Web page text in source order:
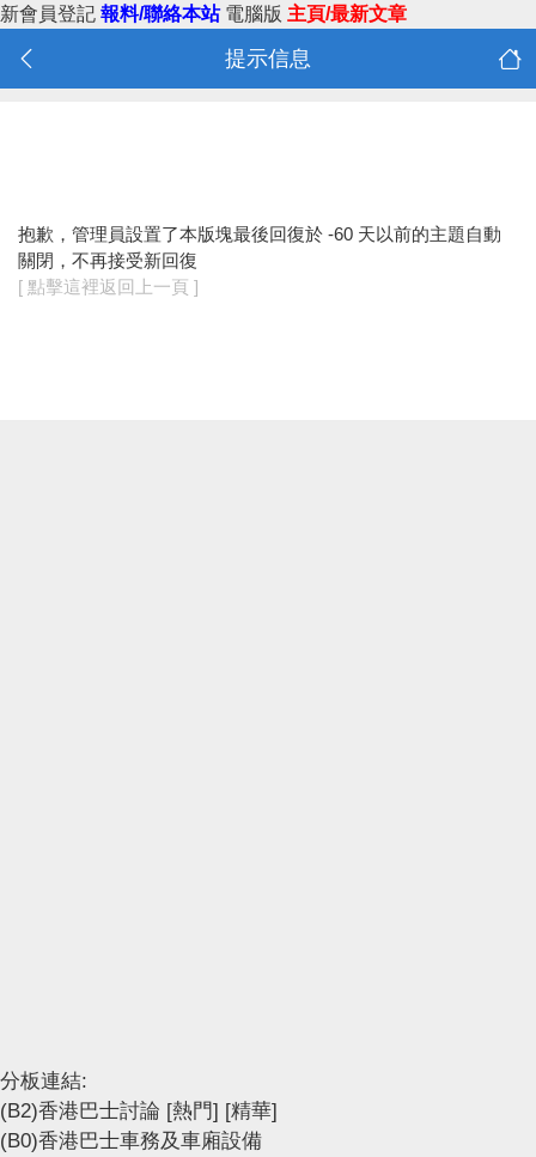
新會員登記 報料/聯絡本站 電腦版 主頁/最新文章
提示信息
抱歉，管理員設置了本版塊最後回復於 -60 天以前的主題自動
關閉，不再接受新回復
[ 點擊這裡返回上一頁 ]
分板連結:
(B2)香港巴士討論 [熱門] [精華]
(B0)香港巴士車務及車廂設備